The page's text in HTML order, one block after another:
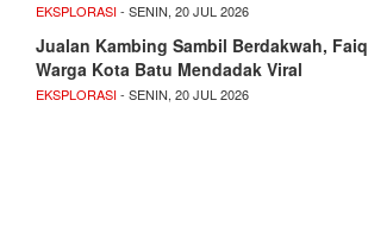
EKSPLORASI- SENIN, 20 JUL 2026
Jualan Kambing Sambil Berdakwah, Faiq
Warga Kota Batu Mendadak Viral
EKSPLORASI- SENIN, 20 JUL 2026